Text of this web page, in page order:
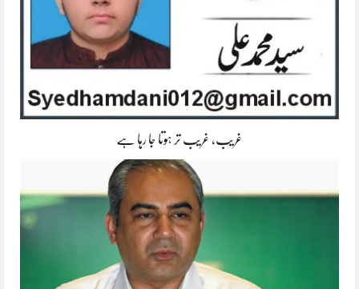
غریب، غریب تر ہوتا جا رہا ہے